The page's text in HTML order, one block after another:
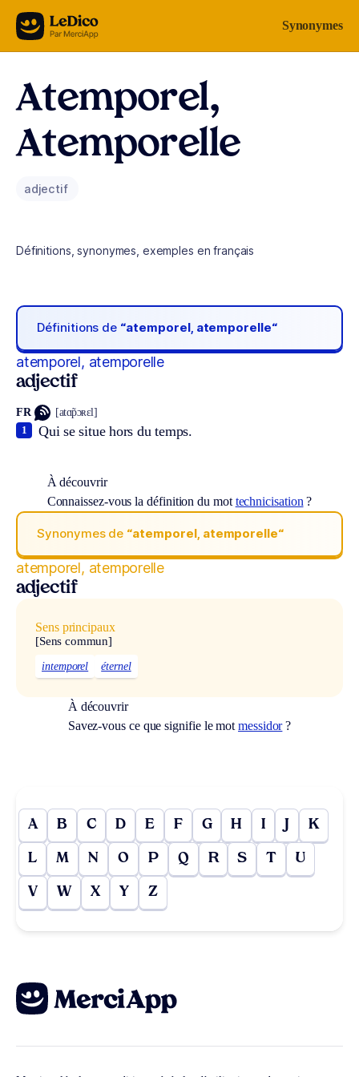
Aller au contenu Synonymes
Atemporel,
Atemporelle
adjectif
Définitions, synonymes, exemples en français
Définitions de “atemporel, atemporelle“
atemporel, atemporelle
adjectif
FR [atɑ̃pɔʀɛl]
Qui se situe hors du temps.
1
À découvrir
Connaissez-vous la définition du mot technicisation ?
Synonymes de “atemporel, atemporelle“
atemporel, atemporelle
adjectif
Sens principaux
[Sens commun]
intemporel éternel
À découvrir
Savez-vous ce que signifie le motmessidor?
A B C D E F G H I J K
L M N O P Q R S T U
V W X Y Z